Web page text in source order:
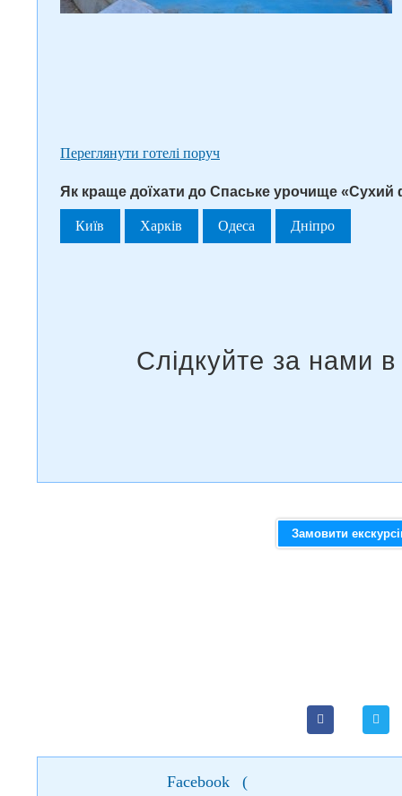
Переглянути готелі поруч
Як краще доїхати до Спаське урочище «Сухий
Київ Харків Одеса Дніпро
Замовити
Facebook (